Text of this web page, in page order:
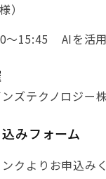
）
〜15:45
AIを活
ズテクノロジー
みフォーム
クよりお申込み